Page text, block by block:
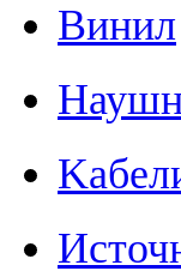
Винил